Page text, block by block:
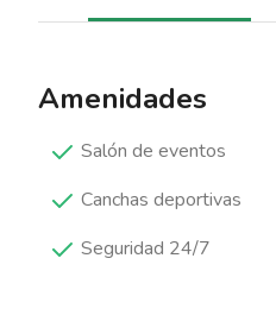
Amenidades
Salón de eventos
Canchas deportivas
Seguridad 24/7